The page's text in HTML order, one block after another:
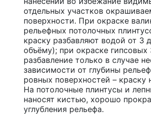
отдельных участков
поверхности. При окраске
рельефных потолочных
краску разбавляют водой от 3
объёму); при окраске гипсовых
разбавление только в случае
зависимости от глубины
ровных поверхностей – краску
На потолочные плинтусы и
наносят кистью, хорошо
углубления рельефа.